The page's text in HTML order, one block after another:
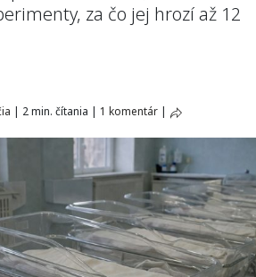
za čo jej hrozí až 12
| 2 min. čítania | 1 komentár |